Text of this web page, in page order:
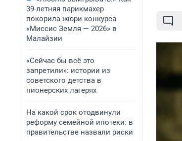
39-летняя парикмахер
покорила жюри конкурса
«Миссис Земля — 2026» в
Малайзии
«Сейчас бы всё это
запретили»: истории из
советского детства в
пионерских лагерях
На какой срок отодвинули
реформу семейной ипотеки: в
правительстве назвали риски